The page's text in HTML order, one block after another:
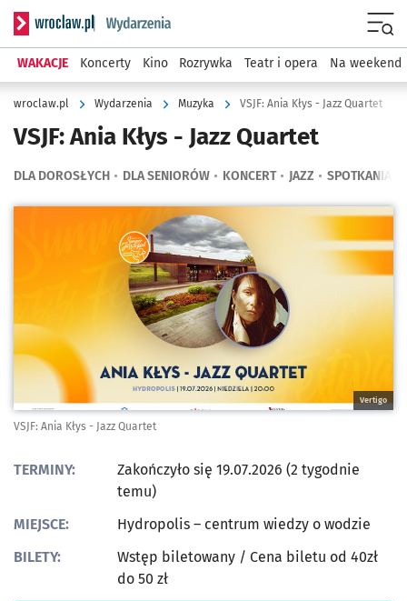
Serwis informacyjny wroclaw.pl podserwis: Wydarzenia
WAKACJE Koncerty Kino Rozrywka Teatr i opera Na weekend
wroclaw.pl Wydarzenia Muzyka VSJF: Ania Kłys - Jazz Quartet
VSJF: Ania Kłys - Jazz Quartet
DLA DOROSŁYCH DLA SENIORÓW KONCERT JAZZ SPOTKANIA
Vertigo
VSJF: Ania Kłys - Jazz Quartet
TERMINY:
Zakończyło się 19.07.2026 (2 tygodnie
temu)
MIEJSCE:
Hydropolis – centrum wiedzy o wodzie
BILETY:
Wstęp biletowany / Cena biletu od 40zł
do 50 zł